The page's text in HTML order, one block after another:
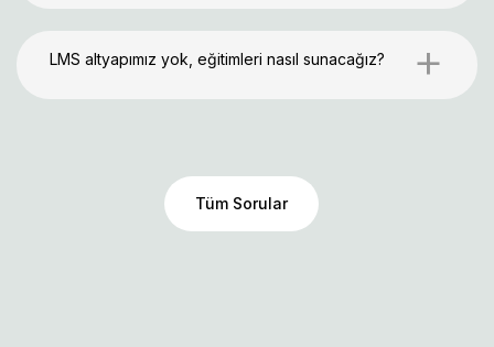
LMS altyapımız yok, eğitimleri nasıl sunacağız? +
Tüm Sorular